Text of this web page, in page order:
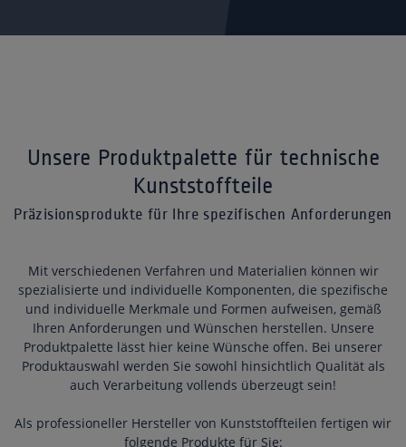
Unsere Produktpalette für technische
Kunststoffteile
Präzisionsprodukte für Ihre spezifischen Anforderungen
Mit verschiedenen Verfahren und Materialien können wir
spezialisierte und individuelle Komponenten, die spezifische
und individuelle Merkmale und Formen aufweisen, gemäß
Ihren Anforderungen und Wünschen herstellen. Unsere
Produktpalette lässt hier keine Wünsche offen. Bei unserer
Produktauswahl werden Sie sowohl hinsichtlich Qualität als
auch Verarbeitung vollends überzeugt sein!
Als professioneller Hersteller von Kunststoffteilen fertigen wir
folgende Produkte für Sie: